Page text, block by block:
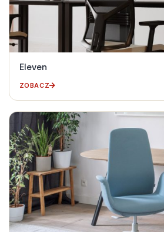
Eleven
ZOBACZ